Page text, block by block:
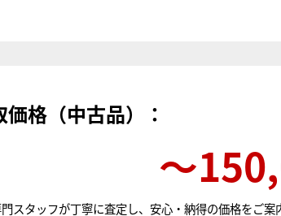
価格（中古品）：
〜
スタッフが丁寧に査定し、安心・納得の価格をご案